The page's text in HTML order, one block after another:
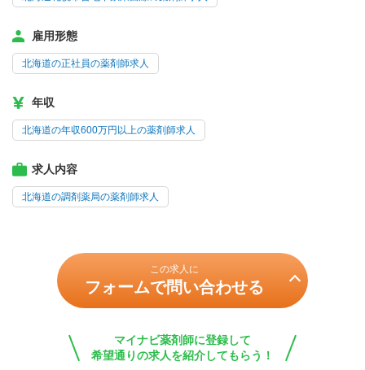
雇用形態
北海道の正社員の薬剤師求人
年収
北海道の年収600万円以上の薬剤師求人
求人内容
北海道の調剤薬局の薬剤師求人
この求人に
フォームで問い合わせる
マイナビ薬剤師に登録して
希望通りの求人を紹介してもらう！